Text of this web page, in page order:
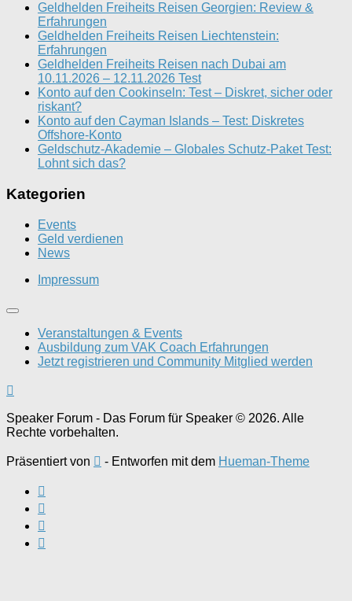
Geldhelden Freiheits Reisen Georgien: Review &
Erfahrungen
Geldhelden Freiheits Reisen Liechtenstein:
Erfahrungen
Geldhelden Freiheits Reisen nach Dubai am
10.11.2026 – 12.11.2026 Test
Konto auf den Cookinseln: Test – Diskret, sicher oder
riskant?
Konto auf den Cayman Islands – Test: Diskretes
Offshore-Konto
Geldschutz-Akademie – Globales Schutz-Paket Test:
Lohnt sich das?
Kategorien
Events
Geld verdienen
News
Impressum
Veranstaltungen & Events
Ausbildung zum VAK Coach Erfahrungen
Jetzt registrieren und Community Mitglied werden
Speaker Forum - Das Forum für Speaker © 2026. Alle
Rechte vorbehalten.
Präsentiert von - Entworfen mit dem Hueman-Theme